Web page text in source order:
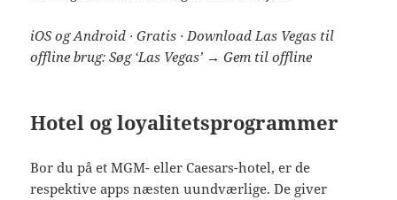
iOS og Android · Gratis · Download Las Vegas til
offline brug: Søg ‘Las Vegas’ → Gem til offline
Hotel og loyalitetsprogrammer
Bor du på et MGM- eller Caesars-hotel, er de
respektive apps næsten uundværlige. De giver